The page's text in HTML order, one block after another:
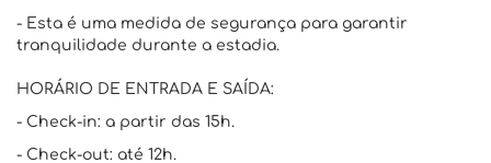
- Esta é uma medida de segurança para garantir
tranquilidade durante a estadia.
HORÁRIO DE ENTRADA E SAÍDA:
- Check-in: a partir das 15h.
- Check-out: até 12h.